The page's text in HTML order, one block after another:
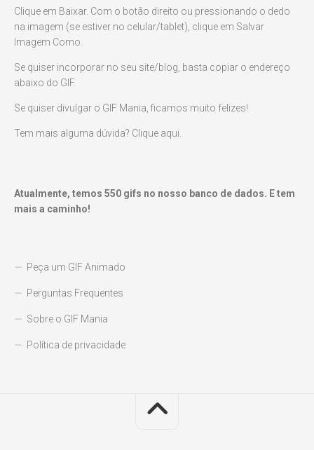
Clique em Baixar. Com o botão direito ou pressionando o dedo
na imagem (se estiver no celular/tablet), clique em Salvar
Imagem Como.
Se quiser incorporar no seu site/blog, basta copiar o endereço
abaixo do GIF.
Se quiser divulgar o GIF Mania, ficamos muito felizes!
Tem mais alguma dúvida? Clique aqui.
Atualmente, temos 550 gifs no nosso banco de dados. E tem
mais a caminho!
Peça um GIF Animado
Perguntas Frequentes
Sobre o GIF Mania
Política de privacidade